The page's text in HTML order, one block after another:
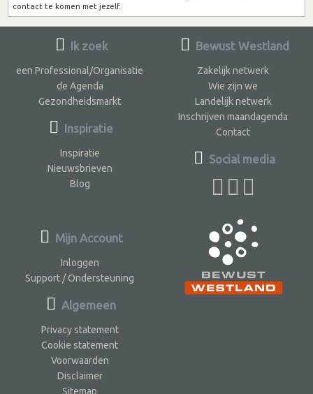
contact te komen met jezelf.
Ik zoek
een Professional/Organisatie
de Agenda
Gezondheidsmarkt
Inspiratie
Inspiratie
Nieuwsbrieven
Blog
Bewust Westland
Zakelijk netwerk
Wie zijn we
Landelijk netwerk
Inschrijven maandagenda
Contact
Social media
Mijn Account
Inloggen
Support / Ondersteuning
Algemeen
Privacy statement
Cookie statement
Voorwaarden
Disclaimer
Sitemap